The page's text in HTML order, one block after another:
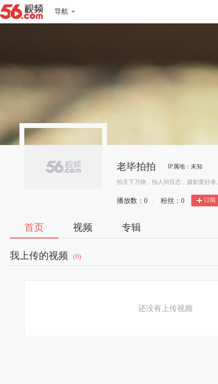
导航
老毕拍拍 IP属地：未知
拍天下万物，拍人间百态，摄影爱好者
播放数： 0 粉丝： 0 订阅
首页 视频 专辑
我上传的视频 (0)
还没有上传视频